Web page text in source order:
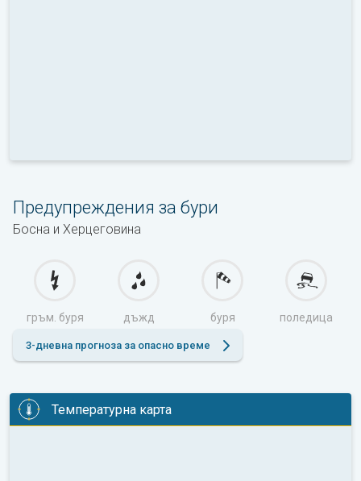
Предупреждения за бури
Босна и Херцеговина
гръм. буря дъжд буря поледица
3-дневна прогноза за опасно време
Температурна карта